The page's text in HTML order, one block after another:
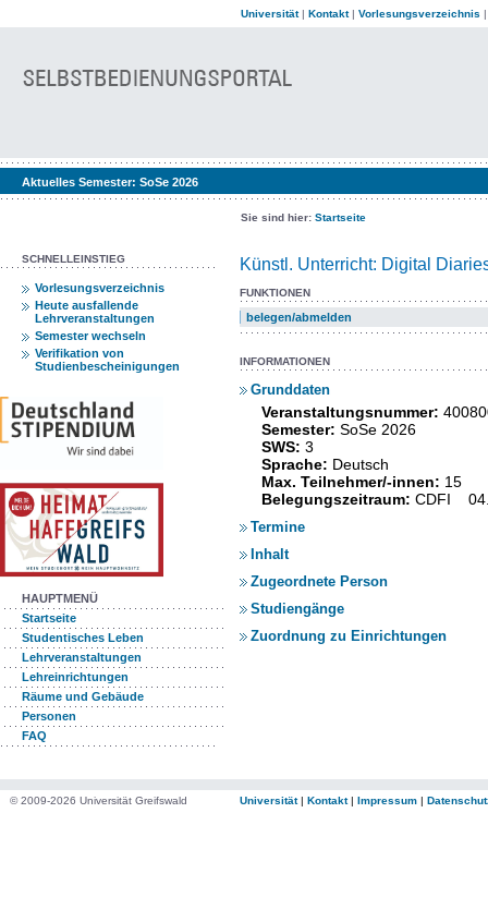
Universität| Kontakt| Vorlesungsverzeichnis
Aktuelles Semester: SoSe 2026
Sie sind hier: Startseite
SCHNELLEINSTIEG
Vorlesungsverzeichnis
Heute ausfallende
Lehrveranstaltungen
Semester wechseln
Verifikation von
Studienbescheinigungen
HAUPTMENÜ
Startseite
Studentisches Leben
Lehrveranstaltungen
Lehreinrichtungen
Räume und Gebäude
Personen
FAQ
Künstl. Unterricht: Digital
FUNKTIONEN
belegen/abmelden
INFORMATIONEN
Grunddaten
Veranstaltungsnummer:
Semester: SoSe 2026
SWS: 3
Sprache: Deutsch
Max. Teilnehmer/-innen: 15
Belegungszeitraum: CDFI
Termine
Inhalt
Zugeordnete Person
Studiengänge
Zuordnung zu Einrichtungen
© 2009-2026 Universität Greifswald Universität| Kontakt| Impressum |